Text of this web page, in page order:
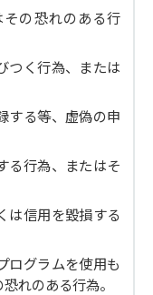
の恐れのある行
つく行為、または
する等、虚偽の申
る行為、またはそ
は信用を毀損する
ログラムを使用も
れのある行為。